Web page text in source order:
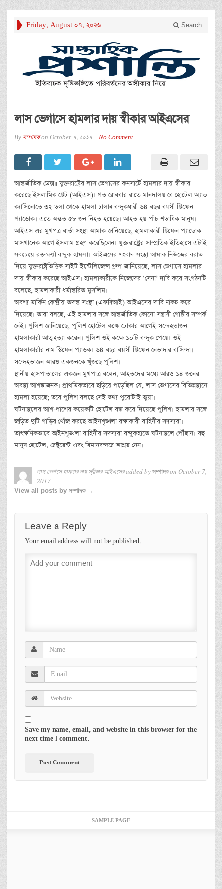
Friday, August 07, 2026 Search
লাস ভেগাসে হামলার দায় স্বীকার আইএসের
By সম্পাদকon October 7, 2017 No Comment
আন্তর্জাতিক ডেক্স॥ যুক্তরাষ্ট্রের লাস ভেগাসের কনসার্টে হামলার দায় স্বীকার
করেছে ইসলামিক স্টেট (আইএস)। গত রোববার রাতে মানদালয় বে হোটেল অ্যান্ড
ক্যাসিনোতে ৩২ তলা থেকে হামলা চালান বন্দুকধারী ৬৪ বছর বয়সী স্টিফেন
প্যাডোক। এতে অন্তত ৫৮ জন নিহত হয়েছে। আহত হয় পাঁচ শতাধিক মানুষ।
আইএস এর মুখপত্র বার্তা সংস্থা আমাক জানিয়েছে, হামলাকারী স্টিফেন প্যাডোক
মাসখানেক আগে ইসলাম গ্রহণ করেছিলেন। যুক্তরাষ্ট্রের সাম্প্রতিক ইতিহাসে এটাই
সবচেয়ে রক্তক্ষয়ী বন্দুক হামলা। আইএসের সংবাদ সংস্থা আমাক নিউজের বরাত
দিয়ে যুক্তরাষ্ট্রভিত্তিক সাইট ইন্টেলিজেন্স গ্রুপ জানিয়েছে, লাস ভেগাসে হামলার
দায় স্বীকার করেছে আইএস। হামলাকারীকে নিজেদের ‘সেনা’ দাবি করে সংগঠনটি
বলেছে, হামলাকারী ধর্মান্তরিত মুসলিম।
অবশ্য মার্কিন কেন্দ্রীয় তদন্ত সংস্থা (এফবিআই) আইএসের দাবি নাকচ করে
দিয়েছে। তারা বলছে, এই হামলার সঙ্গে আন্তর্জাতিক কোনো সন্ত্রাসী গোষ্ঠীর সম্পর্ক
নেই। পুলিশ জানিয়েছে, পুলিশ হোটেল কক্ষে ঢোকার আগেই সন্দেহভাজন
হামলাকারী আত্মহত্যা করেন। পুলিশ ওই কক্ষে ১০টি বন্দুক পেয়ে। ওই
হামলাকারীর নাম স্টিফেন প্যাডক। ৬৪ বছর বয়সী স্টিফেন নেভাদার বাসিন্দা।
সন্দেহভাজন আরও একজনকে খুঁজছে পুলিশ।
স্থানীয় হাসপাতালের একজন মুখপাত্র বলেন, আহতদের মধ্যে আরও ১৪ জনের
অবস্থা আশঙ্কাজনক। প্রাথমিকভাবে ছড়িয়ে পড়েছিল যে, লাস ভেগাসের বিভিন্নস্থানে
হামলা হয়েছে; তবে পুলিশ বলছে সেই তথ্য পুরোটাই ভুয়া।
ঘটনাস্থলের আশ-পাশের কয়েকটি হোটেল বন্ধ করে দিয়েছে পুলিশ। হামলার সঙ্গে
জড়িত দুটি গাড়ির খোঁজ করছে আইনশৃঙ্খলা রক্ষাকারী বাহিনীর সদস্যরা।
তাৎক্ষণিকভাবে আইনশৃঙ্খলা বাহিনীর সদস্যরা বন্দুকহাতে ঘটনাস্থলে পৌঁছান। বহু
মানুষ হোটেল, রেস্টুরেন্ট এবং বিমানবন্দরে আশ্রয় নেন।
লাস ভেগাসে হামলার দায় স্বীকার আইএসেরadded by সম্পাদকon October 7,
2017
View all posts by সম্পাদক →
Leave a Reply
Your email address will not be published.
Save my name, email, and website in this browser for the
next time I comment.
SAMPLE PAGE